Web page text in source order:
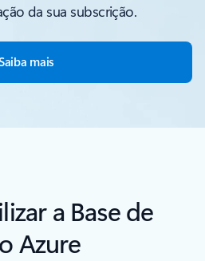
da sua subscrição.
mais
a Base de
Azure